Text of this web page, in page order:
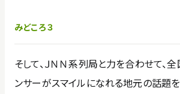
みどころ３
そして、ＪＮＮ系列局と力を合わせて、
ンサーがスマイルになれる地元の話題